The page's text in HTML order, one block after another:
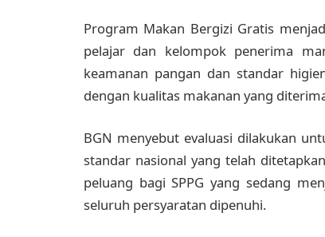
Program Makan Bergizi Gratis
pelajar dan kelompok penerima
keamanan pangan dan standar
dengan kualitas makanan yang
BGN menyebut evaluasi dilakukan
standar nasional yang telah
peluang bagi SPPG yang sedang
seluruh persyaratan dipenuhi.